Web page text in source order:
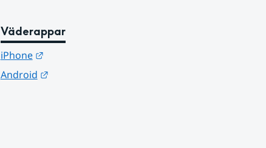
Väderappar
iPhone
Länk till annan webbplats.
Android
Länk till annan webbplats.